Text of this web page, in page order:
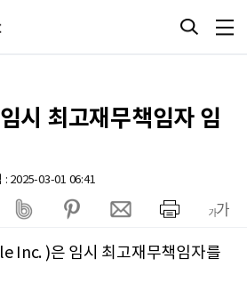
시 최고재무책임자 임
: 2025-03-01 06:41
Inc. )은 임시 최고재무책임자를